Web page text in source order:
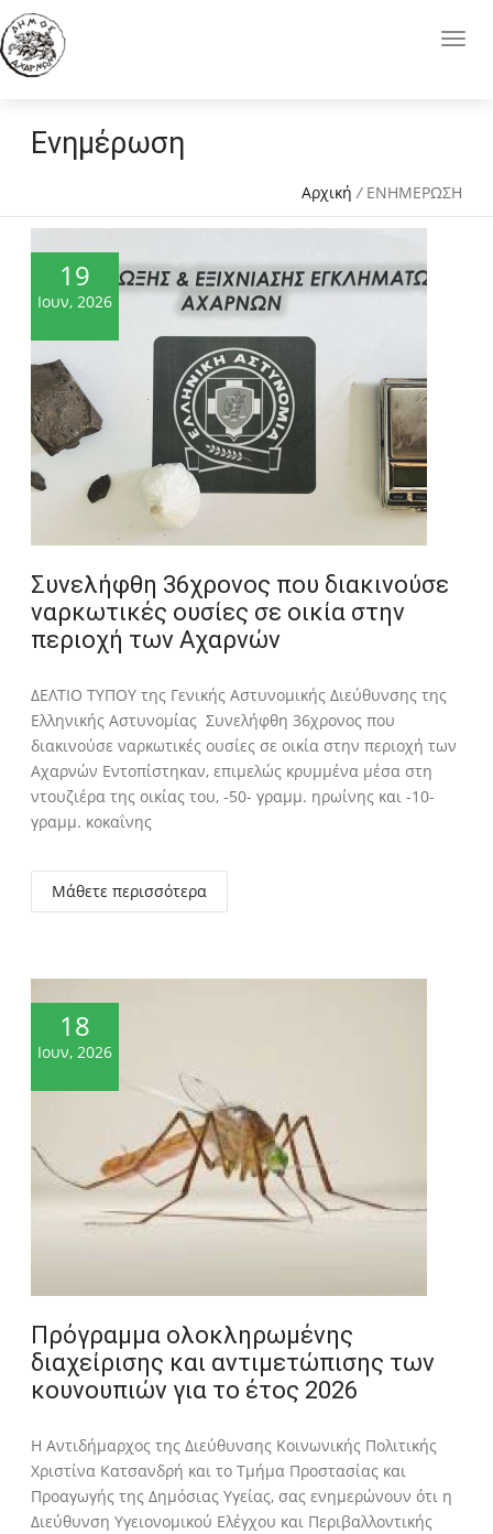
Ενημέρωση
Αρχική / ΕΝΗΜΕΡΩΣΗ
19
Ιουν, 2026
Συνελήφθη 36χρονος που διακινούσε
ναρκωτικές ουσίες σε οικία στην
περιοχή των Αχαρνών
ΔΕΛΤΙΟ ΤΥΠΟΥ της Γενικής Αστυνομικής Διεύθυνσης της
Ελληνικής Αστυνομίας Συνελήφθη 36χρονος που
διακινούσε ναρκωτικές ουσίες σε οικία στην περιοχή των
Αχαρνών Εντοπίστηκαν, επιμελώς κρυμμένα μέσα στη
ντουζιέρα της οικίας του, -50- γραμμ. ηρωίνης και -10-
γραμμ. κοκαΐνης
Μάθετε περισσότερα
18
Ιουν, 2026
Πρόγραμμα ολοκληρωμένης
διαχείρισης και αντιμετώπισης των
κουνουπιών για το έτος 2026
Η Αντιδήμαρχος της Διεύθυνσης Κοινωνικής Πολιτικής
Χριστίνα Κατσανδρή και το Τμήμα Προστασίας και
Προαγωγής της Δημόσιας Υγείας, σας ενημερώνουν ότι η
Διεύθυνση Υγειονομικού Ελέγχου και Περιβαλλοντικής